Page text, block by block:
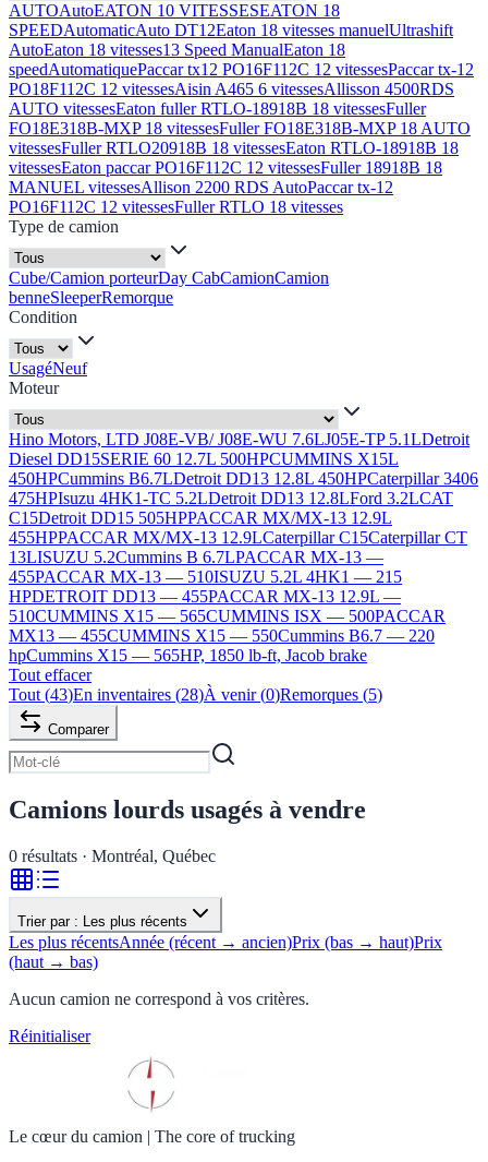
AUTOAutoEATON 10 VITESSESEATON 18
SPEEDAutomaticAuto DT12Eaton 18 vitesses manuelUltrashift
AutoEaton 18 vitesses13 Speed ManualEaton 18
speedAutomatiquePaccar tx12 PO16F112C 12 vitessesPaccar tx-12
PO18F112C 12 vitessesAisin A465 6 vitessesAllisson 4500RDS
AUTO vitessesEaton fuller RTLO-18918B 18 vitessesFuller
FO18E318B-MXP 18 vitessesFuller FO18E318B-MXP 18 AUTO
vitessesFuller RTLO20918B 18 vitessesEaton RTLO-18918B 18
vitessesEaton paccar PO16F112C 12 vitessesFuller 18918B 18
MANUEL vitessesAllison 2200 RDS AutoPaccar tx-12
PO16F112C 12 vitessesFuller RTLO 18 vitesses
Type de camion
Cube/Camion porteurDay CabCamionCamion
benneSleeperRemorque
Condition
UsagéNeuf
Moteur
Hino Motors, LTD J08E-VB/ J08E-WU 7.6LJ05E-TP 5.1LDetroit
Diesel DD15SERIE 60 12.7L 500HPCUMMINS X15L
450HPCummins B6.7LDetroit DD13 12.8L 450HPCaterpillar 3406
475HPIsuzu 4HK1-TC 5.2LDetroit DD13 12.8LFord 3.2LCAT
C15Detroit DD15 505HPPACCAR MX/MX-13 12.9L
455HPPACCAR MX/MX-13 12.9LCaterpillar C15Caterpillar CT
13LISUZU 5.2Cummins B 6.7LPACCAR MX-13 —
455PACCAR MX-13 — 510ISUZU 5.2L 4HK1 — 215
HPDETROIT DD13 — 455PACCAR MX-13 12.9L —
510CUMMINS X15 — 565CUMMINS ISX — 500PACCAR
MX13 — 455CUMMINS X15 — 550Cummins B6.7 — 220
hpCummins X15 — 565HP, 1850 lb-ft, Jacob brake
Tout effacer
Tout (43)En inventaires (28)À venir (0)Remorques (5)
Comparer
Camions lourds usagés à vendre
0 résultats · Montréal, Québec
Trier par : Les plus récents
Les plus récentsAnnée (récent → ancien)Prix (bas → haut)Prix
(haut → bas)
Aucun camion ne correspond à vos critères.
Réinitialiser
Le cœur du camion | The core of trucking